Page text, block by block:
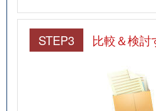
STEP3 比較＆検討